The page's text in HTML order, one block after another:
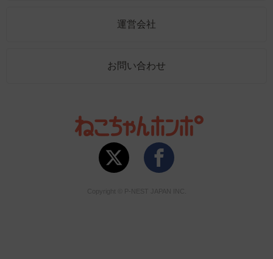
運営会社
お問い合わせ